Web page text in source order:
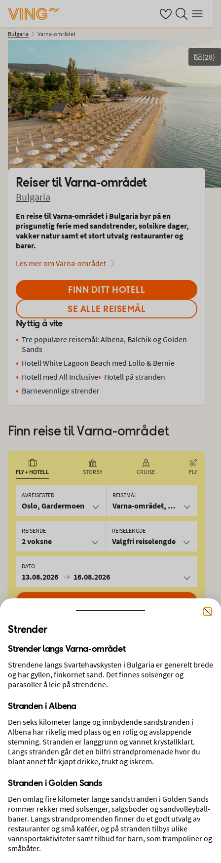
Se dine sparte
Søk på ving.no
Meny
Bulgaria Varna-området
Vis bilder
(28)
Reiser tilVarna-området
Bulgaria
En reise til Varna-området i Bulgaria byr på en
prisgunstig ferie med sandstrender, solsikre dager,
vakker natur samt et stort utvalg restauranter og
barer.
Les mer om Varna-området
FINN DITT HOTELL
SE ALLE REISEMÅL
Nyttig å vite
Tre populære reisemål: Albena, Balchik og Golden
Sands
Hotell White Lagoon Beach med Lollo & Bernie
Hotell med All Inclusive
Hotell på stranden
Barnevennlige strender
Finn reise tilVarna-området
FLY + HOTELL STORBY CRUISE FLY
AVREISESTED
Oslo, Gardermoen
REISEMÅL
Varna-området, Bulgaria
REISELENGDE
Valgfri reiselengde
DATO
13.08.2026 16.08.2026
REISENDE
2 voksne
SØK
Derfor skal du reise med Ving
INGEN UVENTEDE DRIVSTOFFTILLEGG
Ingen ekstra avgifter påløper i etterkant. Reisene våre går som planlagt.
Strender
Strender langs Varna-området
Strendene langs Svartehavskysten i Bulgaria er generelt brede
og har gyllen, finkornet sand. Det finnes solsenger og
parasoller å leie på strendene.
Stranden i Albena
Den seks kilometer lange og innbydende sandstranden i
Albena har rikelig med plass og en rolig og avslappende
stemning. Stranden er langgrunn og vannet krystallklart.
Langs stranden går det en bilfri strandpromenade hvor du
blant annet får kjøpt drikke, frukt og iskrem.
Stranden i Golden Sands
Den omlag fire kilometer lange sandstranden i Golden Sands
rommer rekker med solsenger, salgsboder og sandvolleyball-
baner. Langs strandpromenden finner du et godt utvalg av
restauranter og små kaféer, og på stranden tilbys ulike
vannsportaktiviteter samt tilbud for barn, som trampoliner og
småbåter.
Strender